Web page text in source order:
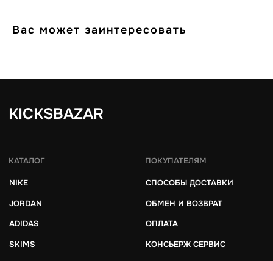
Вас может заинтересовать
Согласие на обработку персональных данных